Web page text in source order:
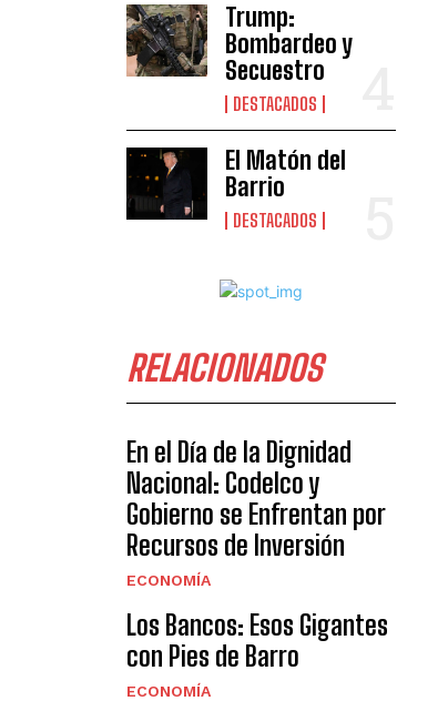
Trump:
Bombardeo y
Secuestro
DESTACADOS
El Matón del
Barrio
DESTACADOS
RELACIONADOS
En el Día de la Dignidad
Nacional: Codelco y
Gobierno se Enfrentan por
Recursos de Inversión
ECONOMÍA
Los Bancos: Esos Gigantes
con Pies de Barro
ECONOMÍA